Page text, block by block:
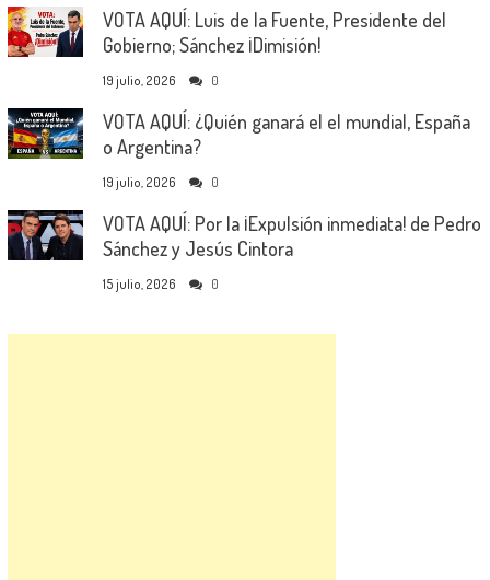
VOTA AQUÍ: Luis de la Fuente, Presidente del
Gobierno; Sánchez ¡Dimisión!
19 julio, 2026 0
VOTA AQUÍ: ¿Quién ganará el el mundial, España
o Argentina?
19 julio, 2026 0
VOTA AQUÍ: Por la ¡Expulsión inmediata! de Pedro
Sánchez y Jesús Cintora
15 julio, 2026 0